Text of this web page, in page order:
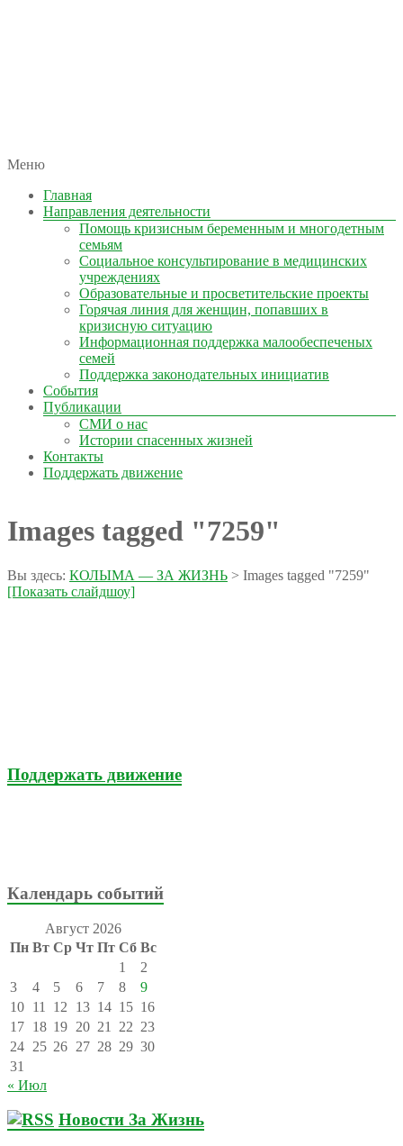
КОЛЫМА — ЗА ЖИЗНЬ
автономная некоммерческая организация
Меню
Главная
Направления деятельности
Помощь кризисным беременным и многодетным
семьям
Социальное консультирование в медицинских
учреждениях
Образовательные и просветительские проекты
Горячая линия для женщин, попавших в
кризисную ситуацию
Информационная поддержка малообеспеченых
семей
Поддержка законодательных инициатив
События
Публикации
СМИ о нас
Истории спасенных жизней
Контакты
Поддержать движение
Images tagged "7259"
Вы здесь: КОЛЫМА — ЗА ЖИЗНЬ > Images tagged "7259"
[Показать слайдшоу]
Поддержать движение
Календарь событий
Август 2026
Пн Вт Ср Чт Пт Сб Вс
1
2
3
4 5 6 7 8
9
10 11 12 13 14 15 16
17 18 19 20 21 22 23
24 25 26 27 28 29 30
31
« Июл
Новости За Жизнь